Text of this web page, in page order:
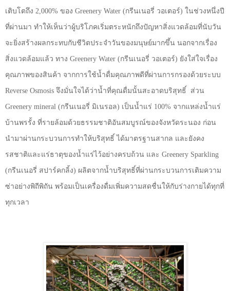
เติบโตถึง 2,000% ของ Greenery Water (กรีนเนอรี่ วอเตอร์) ในช่วงหนึ่งปี
ที่ผ่านมา ทำให้เห็นว่าผู้บริโภคเริ่มตระหนักถึงปัญหาสิ่งแวดล้อมที่นับวัน
จะยิ่งสร้างผลกระทบกับชีวิตประจำวันของมนุษย์มากขึ้น นอกจากเรื่อง
สิ่งแวดล้อมแล้ว ทาง Greenery Water (กรีนเนอรี่ วอเตอร์) ยังใส่ใจเรื่อง
คุณภาพของสินค้า จากการใช้น้ำดื่มคุณภาพดีที่ผ่านการกรองด้วยระบบ
Reverse Osmosis จึงมั่นใจได้ว่าน้ำที่คุณดื่มนั้นสะอาดบริสุทธิ์ ส่วน
Greenery mineral (กรีนเนอรี่ มิเนรอล) เป็นน้ำแร่ 100% จากแหล่งน้ำแร่
บ้านพรรั้ง ที่รายล้อมด้วยธรรมชาติอันสมบูรณ์ของจังหวัดระนอง ก่อน
นำมาผ่านกระบวนการทำให้บริสุทธิ์ ได้มาตรฐานสากล และยังคง
รสชาติและแร่ธาตุของน้ำแร่ไว้อย่างครบถ้วน และ Greenery Sparkling
(กรีนเนอรี่ สปาร์คกลิ้ง) ผลิตจากน้ำบริสุทธิ์ที่ผ่านกระบวนการเติมความ
ซ่าอย่างพิถีพิถัน พร้อมเป็นเครื่องดื่มเพิ่มความสดชื่นให้กับร่างกายได้ทุกที่
ทุกเวลา